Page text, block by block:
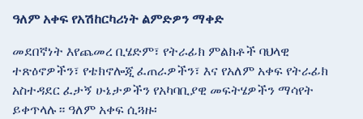
ዓለም አቀፍ የአሽከርካሪነት ልምድዎን ማቀድ
መደበኛነት እየጨመረ ቢሄድም፣ የትራፊክ ምልክቶች ባህላዊ
ተጽዕኖዎችን፣ የቴክኖሎጂ ፈጠራዎችን፣ እና የአለም አቀፍ የትራፊክ
አስተዳደር ፈታኝ ሁኔታዎችን የአካባቢያዊ መፍትሄዎችን ማሳየት
ይቀጥላሉ። ዓለም አቀፍ ሲጓዙ፡